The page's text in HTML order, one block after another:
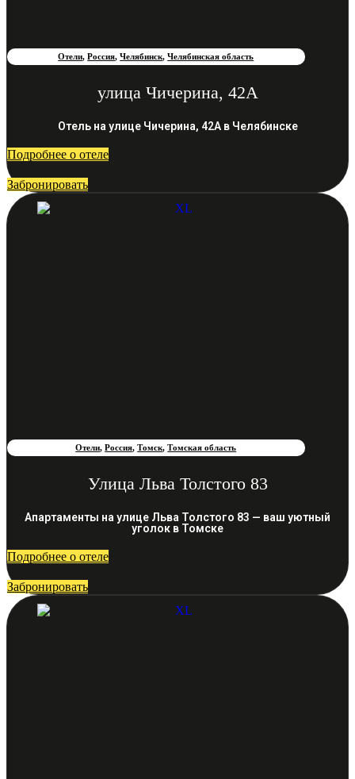
Отели,Россия,Челябинск,Челябинская область
улица Чичерина, 42А
Отель на улице Чичерина, 42А в Челябинске
Подробнее о отеле
Забронировать
Отели,Россия,Томск,Томская область
Улица Льва Толстого 83
Апартаменты на улице Льва Толстого 83 — ваш уютный
уголок в Томске
Подробнее о отеле
Забронировать